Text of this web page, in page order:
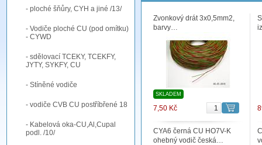
- ploché šňůry, CYH a jiné /13/
- Vodiče ploché CU (pod omítku)
- CYWD
- sdělovací TCEKY, TCEKFY,
JYTY, SYKFY, CU
- Stíněné vodiče
- vodiče CVB CU postříbřené 18
- Kabelová oka-CU,Al,Cupal
podl. /10/
Zvonkový drát 3x0,5mm2,
barvy…
SKLADEM
7,50 Kč
CYA6 černá CU HO7V-K
ohebný vodič česká…